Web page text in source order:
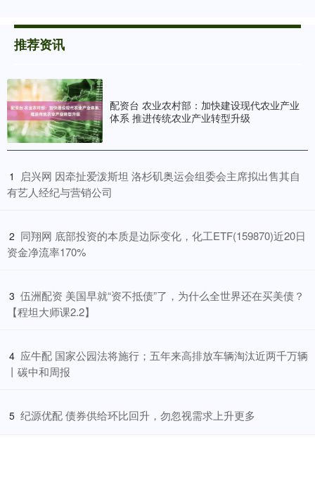
推荐资讯
配资台 农业农村部：加快建设现代农业产业
体系 推进传统农业产业转型升级
1
​启兴网 因牵扯爱泼斯坦 洛杉矶奥运会组委会主席拟出售其自
有艺人经纪与营销公司
2 ​同翔网 底部投资的本质是边际变化，化工ETF(159870)近20日
资金净流率170%
3 ​伍洲配资 美国早就“资不抵债”了，为什么全世界还在买美债？
【程坦大师课2.2】
4 ​应牛配 国家公园法将施行；五年来高排放车辆淘汰近两千万辆
丨碳中和周报
5 ​纪源优配 债券供给环比回升，勿忽视需求上升更多